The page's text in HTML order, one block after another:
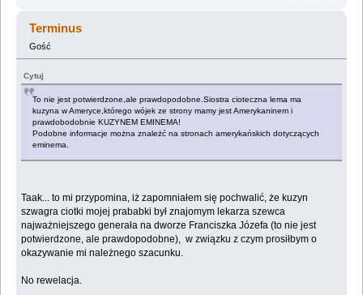
Terminus
Gość
Cytuj
To nie jest potwierdzone,ale prawdopodobne.Siostra cioteczna lema ma
kuzyna w Ameryce,którego wójek ze strony mamy jest Amerykaninem i
prawdobodobnie KUZYNEM EMINEMA!
Podobne informacje można znależć na stronach amerykańskich dotyczących
eminema.
Taak... to mi przypomina, iż zapomniałem się pochwalić, że kuzyn
szwagra ciotki mojej prababki był znajomym lekarza szewca
najważniejszego generała na dworze Franciszka Józefa (to nie jest
potwierdzone, ale prawdopodobne), w związku z czym prosiłbym o
okazywanie mi należnego szacunku.
No rewelacja.